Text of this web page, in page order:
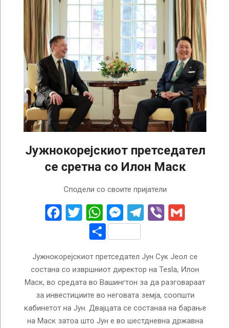
Јужнокорејскиот претседател
се сретна со Илон Маск
Сподели со своите пријатели
Facebook
Twitter
WhatsApp
Messenger
Telegram
Viber
Share
Јужнокорејскиот претседател Јун Сук Јеол се
состана со извршниот директор на Tesla, Илон
Маск, во средата во Вашингтон за да разговараат
за инвестициите во неговата земја, соопшти
кабинетот на Јун. Двајцата се состанаа на барање
на Маск затоа што Јун е во шестдневна државна